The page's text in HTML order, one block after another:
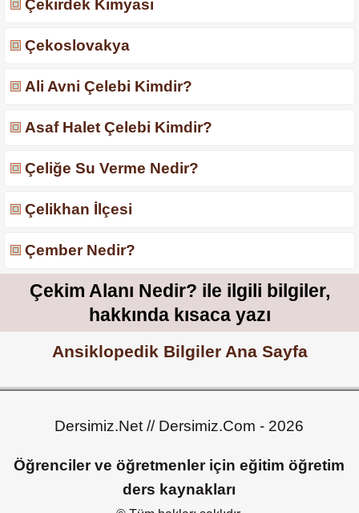
Çekirdek Kimyası
Çekoslovakya
Ali Avni Çelebi Kimdir?
Asaf Halet Çelebi Kimdir?
Çeliğe Su Verme Nedir?
Çelikhan İlçesi
Çember Nedir?
Çekim Alanı Nedir? ile ilgili bilgiler,
hakkında kısaca yazı
Ansiklopedik Bilgiler Ana Sayfa
Dersimiz.Net // Dersimiz.Com - 2026
Öğrenciler ve öğretmenler için eğitim öğretim
ders kaynakları